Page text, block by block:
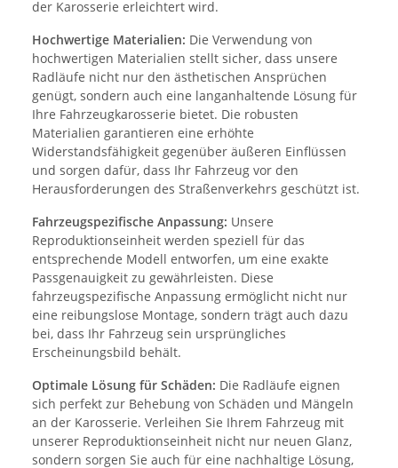
der Karosserie erleichtert wird.
Hochwertige Materialien: Die Verwendung von
hochwertigen Materialien stellt sicher, dass unsere
Radläufe nicht nur den ästhetischen Ansprüchen
genügt, sondern auch eine langanhaltende Lösung für
Ihre Fahrzeugkarosserie bietet. Die robusten
Materialien garantieren eine erhöhte
Widerstandsfähigkeit gegenüber äußeren Einflüssen
und sorgen dafür, dass Ihr Fahrzeug vor den
Herausforderungen des Straßenverkehrs geschützt ist.
Fahrzeugspezifische Anpassung: Unsere
Reproduktionseinheit werden speziell für das
entsprechende Modell entworfen, um eine exakte
Passgenauigkeit zu gewährleisten. Diese
fahrzeugspezifische Anpassung ermöglicht nicht nur
eine reibungslose Montage, sondern trägt auch dazu
bei, dass Ihr Fahrzeug sein ursprüngliches
Erscheinungsbild behält.
Optimale Lösung für Schäden: Die Radläufe eignen
sich perfekt zur Behebung von Schäden und Mängeln
an der Karosserie. Verleihen Sie Ihrem Fahrzeug mit
unserer Reproduktionseinheit nicht nur neuen Glanz,
sondern sorgen Sie auch für eine nachhaltige Lösung,